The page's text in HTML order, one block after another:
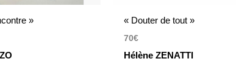
» « Douter de tout »
70€
Hélène ZENATTI